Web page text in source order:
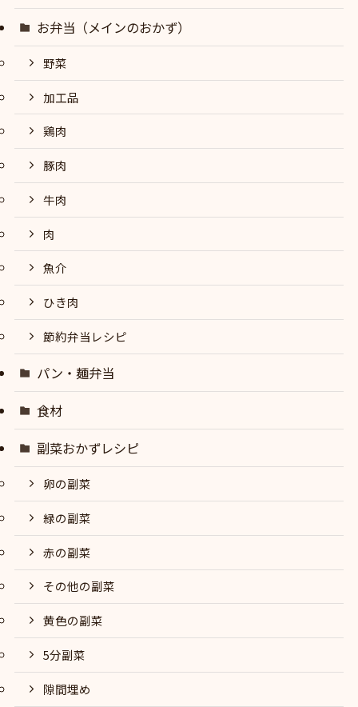
お弁当（メインのおかず）
野菜
加工品
鶏肉
豚肉
牛肉
肉
魚介
ひき肉
節約弁当レシピ
パン・麺弁当
食材
副菜おかずレシピ
卵の副菜
緑の副菜
赤の副菜
その他の副菜
黄色の副菜
5分副菜
隙間埋め